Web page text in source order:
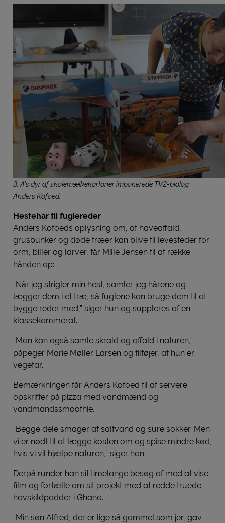
3. A's dyr af skolemælkekartoner imponerede TV2-biolog
Anders Kofoed.
Hestehår til fuglereder
Anders Kofoeds oplysning om, at haveaffald,
grusbunker og døde træer kan blive til levesteder for
orm, biller og larver, får Mille Jensen til at række
hånden op:
”Når jeg strigler min hest, samler jeg hårene og
lægger dem i et træ, så fuglene kan bruge dem til at
bygge reder med,” siger hun og suppleres af en
klassekammerat.
”Man kan også samle skrald og affald i naturen,”
påpeger Marie Møller Larsen og tilføjer, at hun er
vegetar.
Bemærkningen får Anders Kofoed til at servere
opskrifter på pizza med vandmænd og
vandmandssmoothie.
”Begge dele smager af saltvand og sure sokker. Men
vi er nødt til at lægge kosten om og spise mindre kød,
hvis vi vil hjælpe naturen,” siger han.
Derpå runder han sit timelange besøg af med at vise
film og fortælle om sit projekt med at redde truede
havskildpadder i Ghana.
”Min søn Alfred, der er lige så gammel som jer, gav